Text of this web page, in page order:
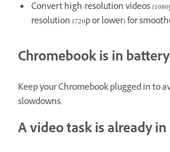
Convert high-resolution videos
resolution (720p or lower) for
Chromebook is in
Keep your Chromebook plugged in to
slowdowns.
A video task is already